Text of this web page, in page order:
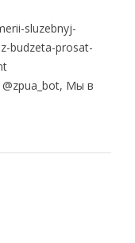
sluzebnyj-
budzeta-prosat-
Мы в